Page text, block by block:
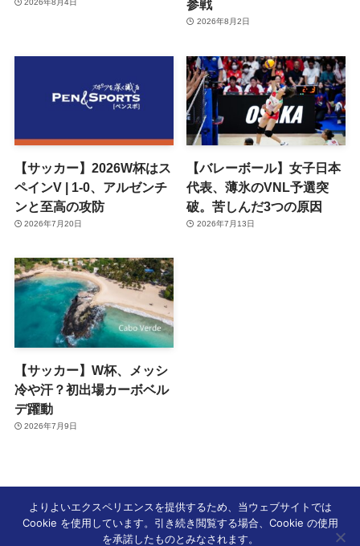
2026年8月4日
参戦
2026年8月2日
【サッカー】2026W杯はス
ペインV | 1-0、アルゼンチ
ンと至高の攻防
2026年7月20日
【バレーボール】女子日本
代表、薄氷のVNL予選突
破。苦しんだ3つの原因
2026年7月13日
【サッカー】W杯、メッシ
冷や汗？初出場カーボベル
デ躍動
2026年7月9日
よりよいエクスペリエンスを提供するため、当ウェブサイトでは
Cookie を使用しています。引き続き閲覧する場合、Cookie の使用
を承諾したものとみなされます。